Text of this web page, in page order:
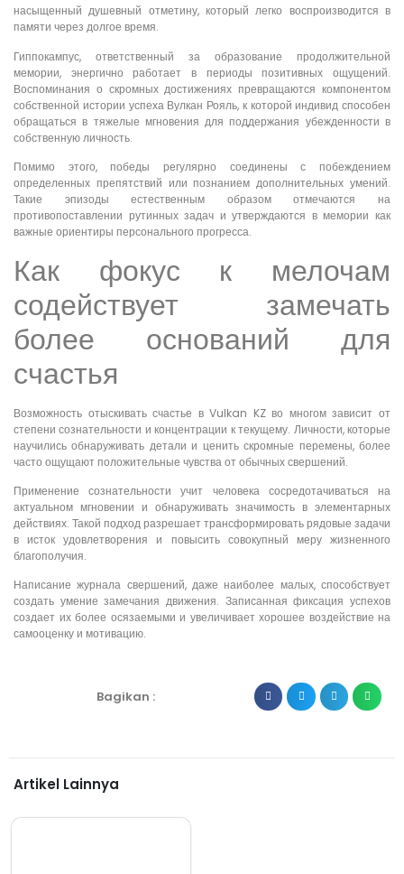
насыщенный душевный отметину, который легко воспроизводится в
памяти через долгое время.
Гиппокампус, ответственный за образование продолжительной
мемории, энергично работает в периоды позитивных ощущений.
Воспоминания о скромных достижениях превращаются компонентом
собственной истории успеха Вулкан Рояль, к которой индивид способен
обращаться в тяжелые мгновения для поддержания убежденности в
собственную личность.
Помимо этого, победы регулярно соединены с побеждением
определенных препятствий или познанием дополнительных умений.
Такие эпизоды естественным образом отмечаются на
противопоставлении рутинных задач и утверждаются в мемории как
важные ориентиры персонального прогресса.
Как фокус к мелочам
содействует замечать
более оснований для
счастья
Возможность отыскивать счастье в Vulkan KZ во многом зависит от
степени сознательности и концентрации к текущему. Личности, которые
научились обнаруживать детали и ценить скромные перемены, более
часто ощущают положительные чувства от обычных свершений.
Применение сознательности учит человека сосредотачиваться на
актуальном мгновении и обнаруживать значимость в элементарных
действиях. Такой подход разрешает трансформировать рядовые задачи
в исток удовлетворения и повысить совокупный меру жизненного
благополучия.
Написание журнала свершений, даже наиболее малых, способствует
создать умение замечания движения. Записанная фиксация успехов
создает их более осязаемыми и увеличивает хорошее воздействие на
самооценку и мотивацию.
Bagikan :
Artikel Lainnya